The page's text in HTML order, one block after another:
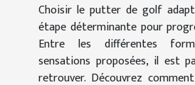
Choisir le putter de golf
étape déterminante pour
Entre les différentes
sensations proposées, il est
retrouver. Découvrez